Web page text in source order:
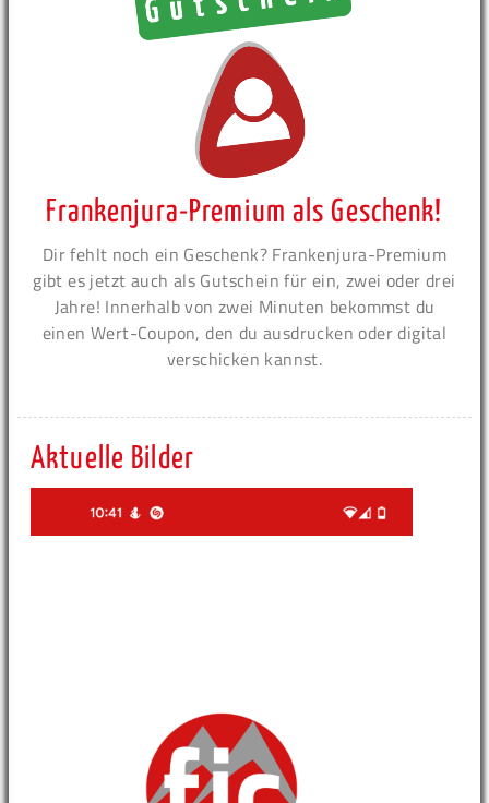
Frankenjura-Premium als Geschenk!
Dir fehlt noch ein Geschenk? Frankenjura-Premium
gibt es jetzt auch als Gutschein für ein, zwei oder drei
Jahre! Innerhalb von zwei Minuten bekommst du
einen Wert-Coupon, den du ausdrucken oder digital
verschicken kannst.
Aktuelle Bilder